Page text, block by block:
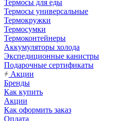
Термосы для еды
Термосы универсальные
Термокружки
Термосумки
Термоконтейнеры
Аккумуляторы холода
Экспедиционные канистры
Подарочные сертификаты
Акции
Бренды
Как купить
Акции
Как оформить заказ
Оплата